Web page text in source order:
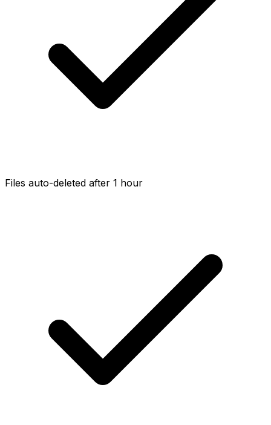
Files auto-deleted after 1 hour